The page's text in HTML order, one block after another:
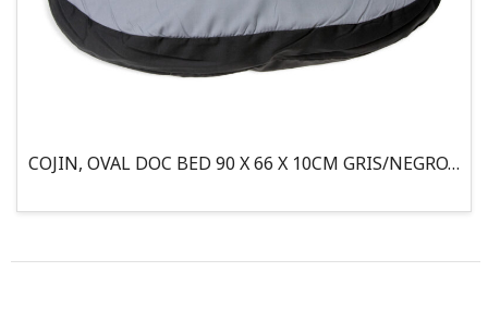
COJIN, OVAL DOC BED 90 X 66 X 10CM GRIS/NEGRO, 95°